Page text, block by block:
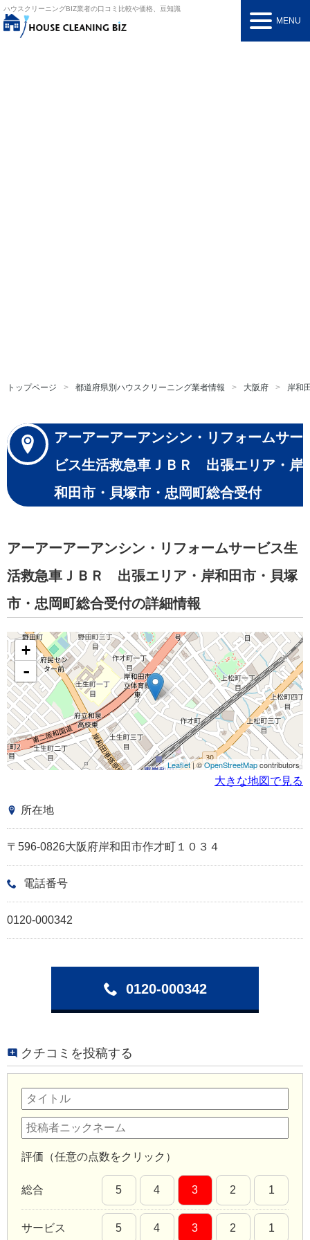
ハウスクリーニングBIZ業者の口コミ比較や価格、豆知識
MENU
トップページ 都道府県別ハウスクリーニング業者情報 大阪府 岸和
アーアーアーアンシン・リフォームサー
ビス生活救急車ＪＢＲ 出張エリア・岸
和田市・貝塚市・忠岡町総合受付
アーアーアーアンシン・リフォームサービス生
活救急車ＪＢＲ 出張エリア・岸和田市・貝塚
市・忠岡町総合受付の詳細情報
+
-
Leaflet| ©OpenStreetMapcontributors
大きな地図で見る
所在地
〒596-0826大阪府岸和田市作才町１０３４
電話番号
0120-000342
0120-000342
クチコミを投稿する
評価（任意の点数をクリック）
総合 5 4 3 2 1
サービス 5 4 3 2 1